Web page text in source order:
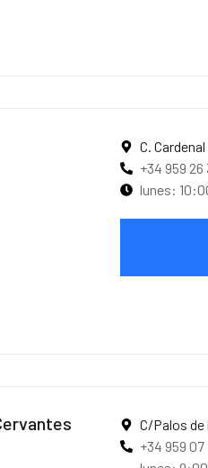
C. Cardenal
+34 959 26
lunes:
C/Palos de
+34 959 07